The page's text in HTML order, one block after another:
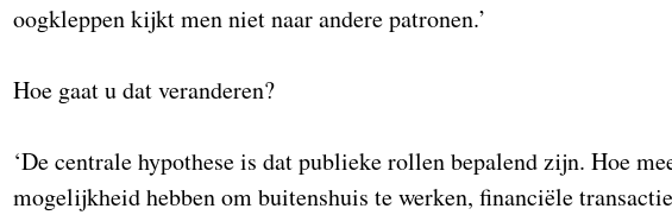
oogkleppen kijkt men niet naar andere patronen.’
Hoe gaat u dat veranderen?
‘De centrale hypothese is dat publieke rollen bepalend zijn. Hoe
mogelijkheid hebben om buitenshuis te werken, financiële